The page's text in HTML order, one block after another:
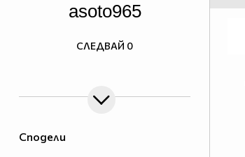
Сподели
asoto965
СЛЕДВАЙ 0